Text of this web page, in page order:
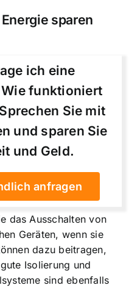
sparen
ich eine
funktioniert
Sie mit
und sparen Sie
und Geld.
anfragen
das Ausschalten von
Geräten, wenn sie
dazu beitragen,
Isolierung und
sind ebenfalls